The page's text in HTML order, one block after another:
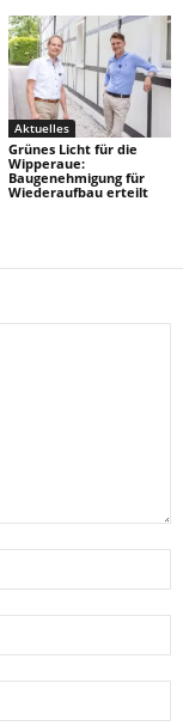
Aktuelles
Grünes Licht für die
Wipperaue:
Baugenehmigung für
Wiederaufbau erteilt